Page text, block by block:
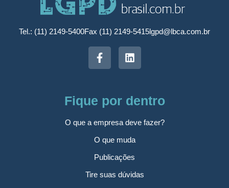
Tel.: (11) 2149-5400Fax (11) 2149-5415lgpd@lbca.com.br
Fique por dentro
O que a empresa deve fazer?
O que muda
Publicações
Tire suas dúvidas